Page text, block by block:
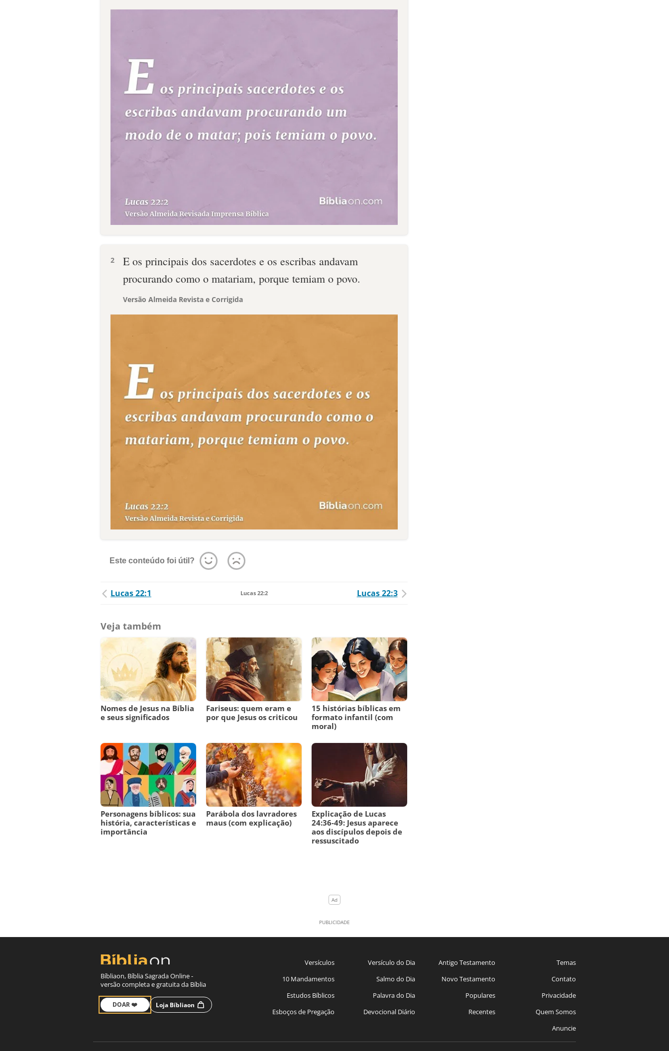
2
E os principais dos sacerdotes e os escribas andavam
procurando como o matariam, porque temiam o povo.
Versão Almeida Revista e Corrigida
Este conteúdo foi útil?
Lucas 22:1 Lucas 22:2 Lucas 22:3
Veja também
Nomes de Jesus na Bíblia
e seus significados
Fariseus: quem eram e
por que Jesus os criticou
15 histórias bíblicas em
formato infantil (com
moral)
Personagens bíblicos: sua
história, características e
importância
Parábola dos lavradores
maus (com explicação)
Explicação de Lucas
24:36-49: Jesus aparece
aos discípulos depois de
ressuscitado
Bíbliaon, Bíblia Sagrada Online -
versão completa e gratuita da Bíblia
DOAR ❤️ Loja Bíbliaon
Versículos
10 Mandamentos
Estudos Bíblicos
Esboços de Pregação
Versículo do Dia
Salmo do Dia
Palavra do Dia
Devocional Diário
Antigo Testamento
Novo Testamento
Populares
Recentes
Temas
Contato
Privacidade
Quem Somos
Anuncie